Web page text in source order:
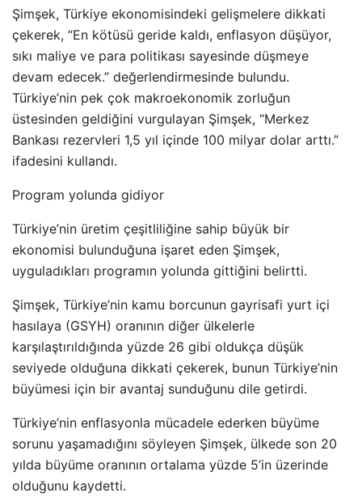
Şimşek, Türkiye ekonomisindeki gelişmelere dikkati
çekerek, “En kötüsü geride kaldı, enflasyon düşüyor,
sıkı maliye ve para politikası sayesinde düşmeye
devam edecek.” değerlendirmesinde bulundu.
Türkiye’nin pek çok makroekonomik zorluğun
üstesinden geldiğini vurgulayan Şimşek, “Merkez
Bankası rezervleri 1,5 yıl içinde 100 milyar dolar arttı.”
ifadesini kullandı.
Program yolunda gidiyor
Türkiye’nin üretim çeşitliliğine sahip büyük bir
ekonomisi bulunduğuna işaret eden Şimşek,
uyguladıkları programın yolunda gittiğini belirtti.
Şimşek, Türkiye’nin kamu borcunun gayrisafi yurt içi
hasılaya (GSYH) oranının diğer ülkelerle
karşılaştırıldığında yüzde 26 gibi oldukça düşük
seviyede olduğuna dikkati çekerek, bunun Türkiye’nin
büyümesi için bir avantaj sunduğunu dile getirdi.
Türkiye’nin enflasyonla mücadele ederken büyüme
sorunu yaşamadığını söyleyen Şimşek, ülkede son 20
yılda büyüme oranının ortalama yüzde 5’in üzerinde
olduğunu kaydetti.